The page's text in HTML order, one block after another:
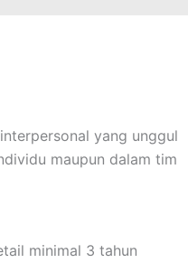
yang unggul
maupun dalam tim
minimal 3 tahun